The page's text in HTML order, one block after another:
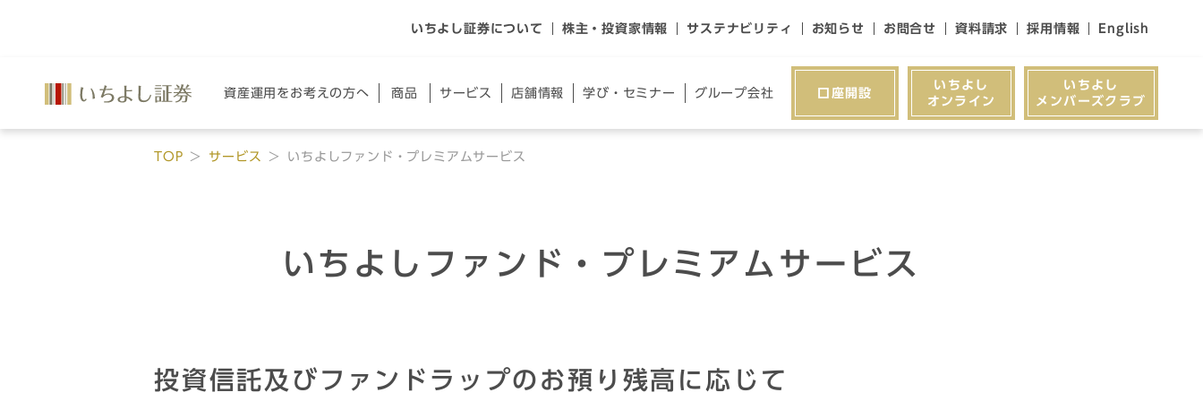
いちよし証券について 株主・投資家情報 サステナビリティ お知らせ お問合せ 資料請求 採用情報 English
資産運用を お考えの方へ 商品 サー ビス 店舗情報 学び・ セミナー グループ会社 口座開設
いちよし
オンライン
いちよし
メンバーズクラブ
TOP サービス いちよしファンド・プレミアムサービス
いちよしファンド・プレミアムサービス
投資信託及びファンドラップのお預り残高に応じて